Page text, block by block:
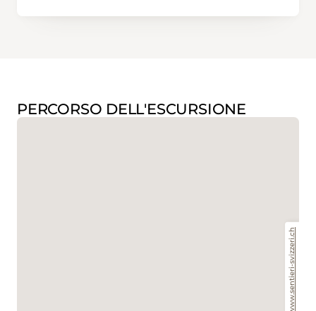
PERCORSO DELL'ESCURSIONE
www.sentieri-svizzeri.ch